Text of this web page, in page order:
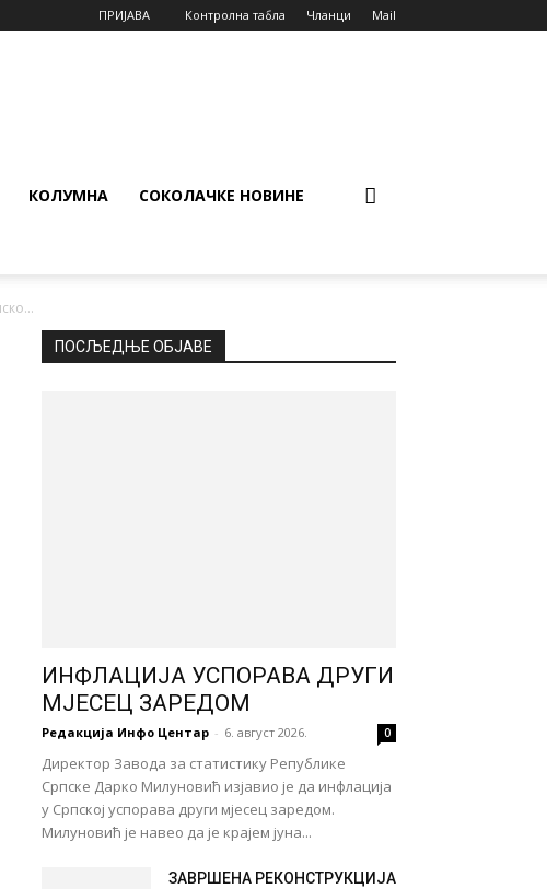
ПРИЈАВА Контролна табла Чланци Mail
КОЛУМНА СОКОЛАЧКЕ НОВИНЕ
ПОСЉЕДЊЕ ОБЈАВЕ
ИНФЛАЦИЈА УСПОРАВА ДРУГИ
МЈЕСЕЦ ЗАРЕДОМ
Редакција Инфо Центар - 6. август 2026. 0
Директор Завода за статистику Републике
Српске Дарко Милуновић изјавио је да инфлација
у Српској успорава други мјесец заредом.
Милуновић је навео да је крајем јуна...
ЗАВРШЕНА РЕКОНСТРУКЦИЈА